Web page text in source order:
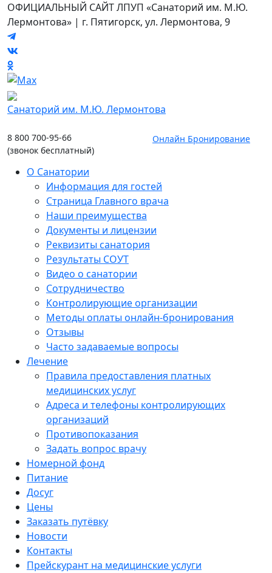
ОФИЦИАЛЬНЫЙ САЙТ ЛПУП «Cанаторий им. М.Ю.
Лермонтова» | г. Пятигорск, ул. Лермонтова, 9
Санаторий им. М.Ю. Лермонтова
8 800 700-95-66
(звонок бесплатный)
Онлайн Бронирование
О Санатории
Информация для гостей
Страница Главного врача
Наши преимущества
Документы и лицензии
Реквизиты санатория
Результаты СОУТ
Видео о санатории
Сотрудничество
Контролирующие организации
Методы оплаты онлайн-бронирования
Отзывы
Часто задаваемые вопросы
Лечение
Правила предоставления платных
медицинских услуг
Адреса и телефоны контролирующих
организаций
Противопоказания
Задать вопрос врачу
Номерной фонд
Питание
Досуг
Цены
Заказать путёвку
Новости
Контакты
Прейскурант на медицинские услуги